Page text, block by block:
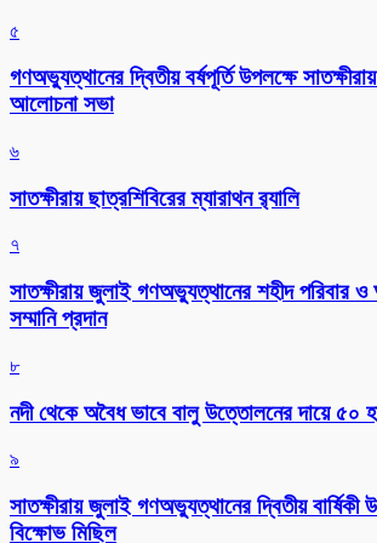
৫
গণঅভ্যুত্থানের দ্বিতীয় বর্ষপূর্তি উপলক্ষে
আলোচনা সভা
৬
সাতক্ষীরায় ছাত্রশিবিরের ম্যারাথন র‌্যালি
৭
সাতক্ষীরায় জুলাই গণঅভ্যুত্থানের শহীদ পরিবার
সম্মানি প্রদান
৮
নদী থেকে অবৈধ ভাবে বালু উত্তোলনের দায়ে ৫০
৯
সাতক্ষীরায় জুলাই গণঅভ্যুত্থানের দ্বিতীয় বার্ষিকী
বিক্ষোভ মিছিল